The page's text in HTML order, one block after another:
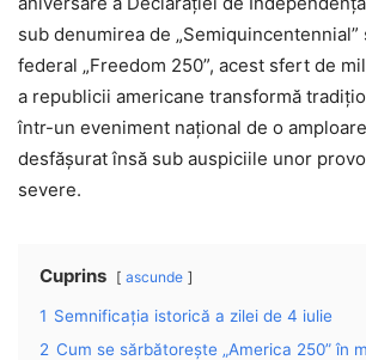
sub denumirea de „Semiquincentennial”
federal „Freedom 250”, acest sfert de
a republicii americane transformă
într-un eveniment național de o
desfășurat însă sub auspiciile unor
severe.
Cuprins ascunde
1 Semnificația istorică a zilei de 4 iulie
2 Cum se sărbătorește „America 250” în